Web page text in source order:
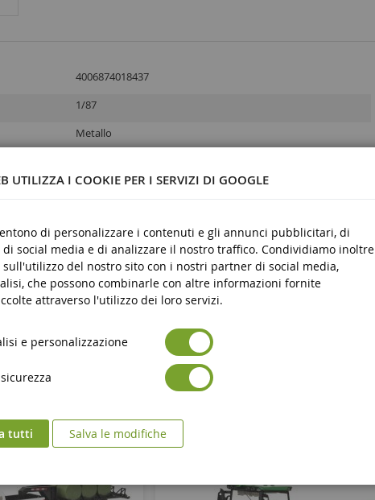
4006874018437
1/87
Metallo
Nove
ans.
dei prodotti Marquage CE
UTILIZZA I COOKIE PER I SERVIZI DI GOOGLE
di personalizzare i contenuti e gli annunci pubblicitari, di
social media e di analizzare il nostro traffico. Condividiamo inoltre
del nostro sito con i nostri partner di social media,
che possono combinarle con altre informazioni fornite
attraverso l'utilizzo dei loro servizi.
e personalizzazione
tutti Salva le modifiche